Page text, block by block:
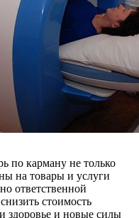
по карману не только
на товары и услуги
ответственной
стоимость
здоровье и новые силы